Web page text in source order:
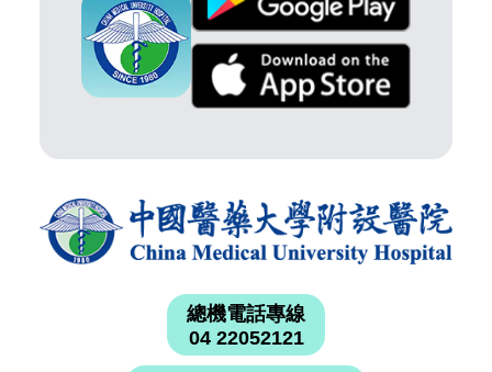
總機電話專線
04 22052121